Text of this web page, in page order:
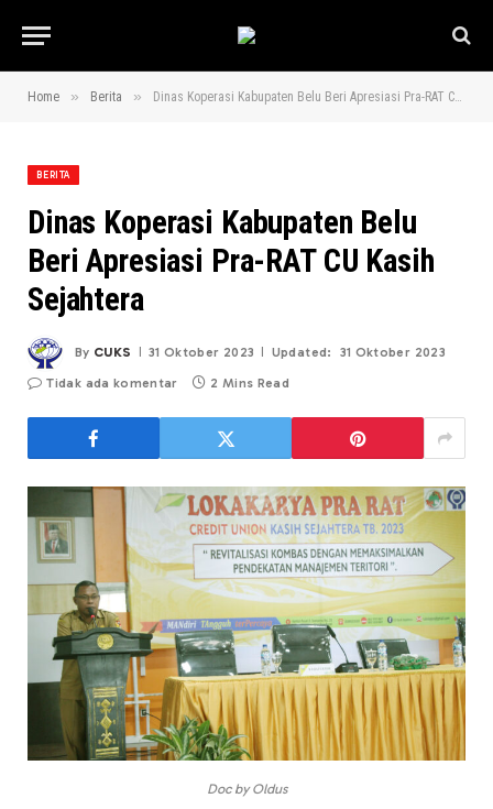
Home » Berita » Dinas Koperasi Kabupaten Belu Beri Apresiasi Pra-RAT CU Kasih Sejahtera
BERITA
Dinas Koperasi Kabupaten Belu
Beri Apresiasi Pra-RAT CU Kasih
Sejahtera
By CUKS 31 Oktober 2023 Updated: 31 Oktober 2023
Tidak ada komentar 2 Mins Read
Doc by Oldus